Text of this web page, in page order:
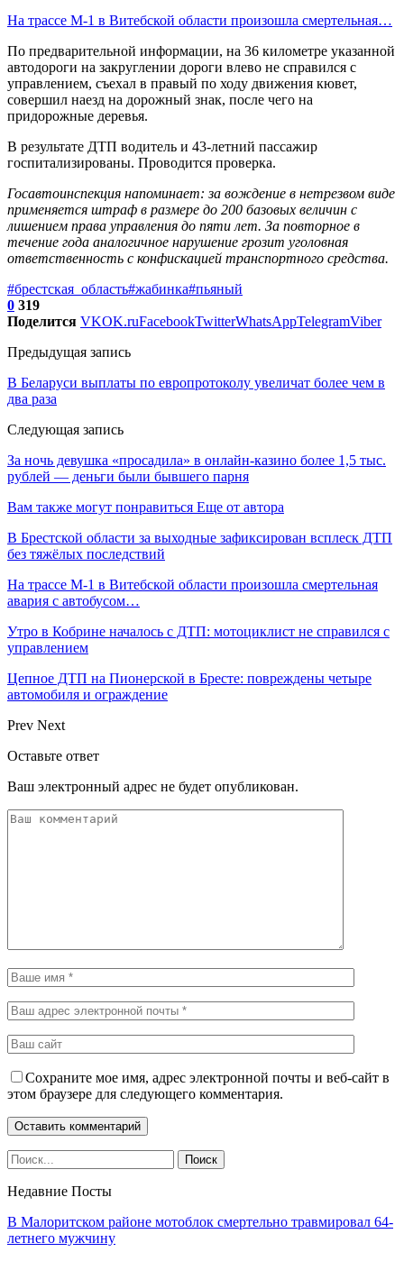
На трассе М-1 в Витебской области произошла смертельная…
По предварительной информации, на 36 километре указанной
автодороги на закруглении дороги влево не справился с
управлением, съехал в правый по ходу движения кювет,
совершил наезд на дорожный знак, после чего на
придорожные деревья.
В результате ДТП водитель и 43-летний пассажир
госпитализированы. Проводится проверка.
Госавтоинспекция напоминает: за вождение в нетрезвом виде
применяется штраф в размере до 200 базовых величин с
лишением права управления до пяти лет. За повторное в
течение года аналогичное нарушение грозит уголовная
ответственность с конфискацией транспортного средства.
#брестская_область#жабинка#пьяный
0 319
Поделится VKOK.ruFacebookTwitterWhatsAppTelegramViber
Предыдущая запись
В Беларуси выплаты по европротоколу увеличат более чем в
два раза
Следующая запись
За ночь девушка «просадила» в онлайн-казино более 1,5 тыс.
рублей — деньги были бывшего парня
Вам также могут понравиться Еще от автора
В Брестской области за выходные зафиксирован всплеск ДТП
без тяжёлых последствий
На трассе М-1 в Витебской области произошла смертельная
авария с автобусом…
Утро в Кобрине началось с ДТП: мотоциклист не справился с
управлением
Цепное ДТП на Пионерской в Бресте: повреждены четыре
автомобиля и ограждение
Prev Next
Оставьте ответ
Ваш электронный адрес не будет опубликован.
Сохраните мое имя, адрес электронной почты и веб-сайт в
этом браузере для следующего комментария.
Недавние Посты
В Малоритском районе мотоблок смертельно травмировал 64-
летнего мужчину